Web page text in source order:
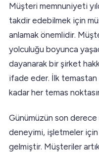
Müşteri memnuniyeti
takdir edebilmek için
anlamak önemlidir.
yolculuğu boyunca
dayanarak bir şirket
ifade eder. İlk temastan
kadar her temas
Günümüzün son
deneyimi, işletmeler için
gelmiştir. Müşteriler